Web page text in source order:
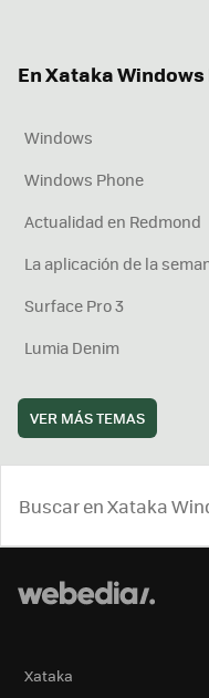
En Xataka
Windows
Windows Phone
Actualidad en Redmond
La aplicación de la
Surface Pro 3
Lumia Denim
VER MÁS TEMAS
Xataka